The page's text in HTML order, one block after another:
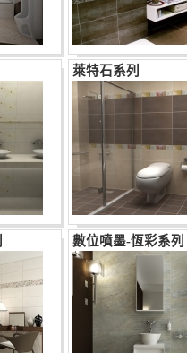
萊特石系列
數位噴墨-恆彩系列